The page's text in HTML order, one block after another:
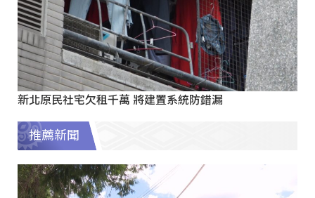
新北原民社宅欠租千萬 將建置系統防錯漏
推薦新聞